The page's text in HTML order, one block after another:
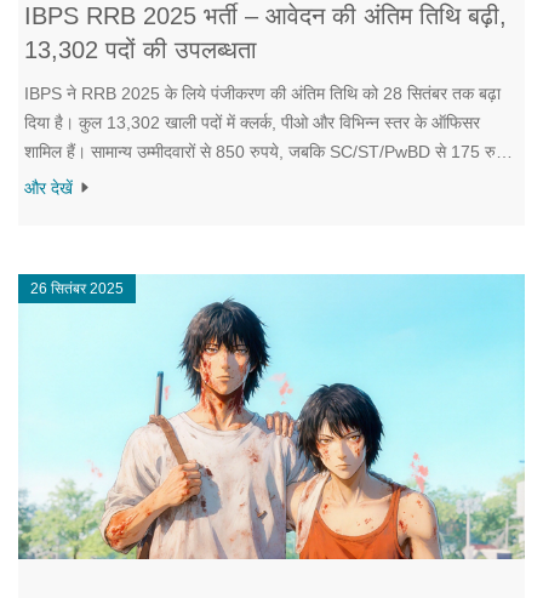
IBPS RRB 2025 भर्ती – आवेदन की अंतिम तिथि बढ़ी,
13,302 पदों की उपलब्धता
IBPS ने RRB 2025 के लिये पंजीकरण की अंतिम तिथि को 28 सितंबर तक बढ़ा
दिया है। कुल 13,302 खाली पदों में क्लर्क, पीओ और विभिन्न स्तर के ऑफिसर
शामिल हैं। सामान्य उम्मीदवारों से 850 रुपये, जबकि SC/ST/PwBD से 175 रुपये
फीस ली जाएगी। आवेदन प्रक्रिया 1 सितंबर से शुरू, अब समय बचे तो जल्दी करें।
और देखें
26 सितंबर 2025